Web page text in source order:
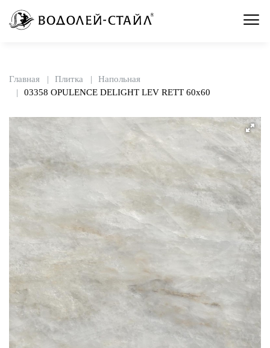
Главная Плитка
Напольная
03358 OPULENCE DELIGHT LEV RETT 60x60